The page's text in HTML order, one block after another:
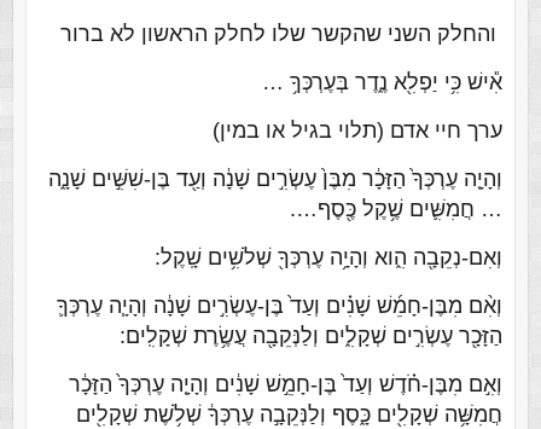
והחלק השני שהקשר שלו לחלק הראשון לא ברור
אִ֕ישׁ כִּ֥י יַפְלִ֖א נֶ֑דֶר בְּעֶרְכְּךָ֥ …
ערך חיי אדם (תלוי בגיל או במין)
וְהָיָ֤ה עֶרְכְּךָ֙ הַזָּכָ֔ר מִבֶּן֙ עֶשְׂרִ֣ים שָׁנָ֔ה וְעַ֖ד בֶּן-שִׁשִּׁ֣ים שָׁנָ֑ה
… חֲמִשִּׁ֛ים שֶׁ֥קֶל כֶּ֖סֶף….
וְאִם-נְקֵבָ֖ה הִ֑וא וְהָיָ֥ה עֶרְכְּךָ֖ שְׁלֹשִׁ֥ים שָֽׁקֶל:
וְאִ֨ם מִבֶּן-חָמֵ֜שׁ שָׁנִ֗ים וְעַד֙ בֶּן-עֶשְׂרִ֣ים שָׁנָ֔ה וְהָיָ֧ה עֶרְכְּךָ֛
הַזָּכָ֖ר עֶשְׂרִ֣ים שְׁקָלִ֑ים וְלַנְּקֵבָ֖ה עֲשֶׂ֥רֶת שְׁקָלִֽים:
וְאִ֣ם מִבֶּן-חֹ֗דֶשׁ וְעַד֙ בֶּן-חָמֵ֣שׁ שָׁנִ֔ים וְהָיָ֤ה עֶרְכְּךָ֙ הַזָּכָ֔ר
חֲמִשָּׁ֥ה שְׁקָלִ֖ים כָּ֑סֶף וְלַנְּקֵבָ֣ה עֶרְכְּךָ֔ שְׁלֹ֥שֶׁת שְׁקָלִ֖ים